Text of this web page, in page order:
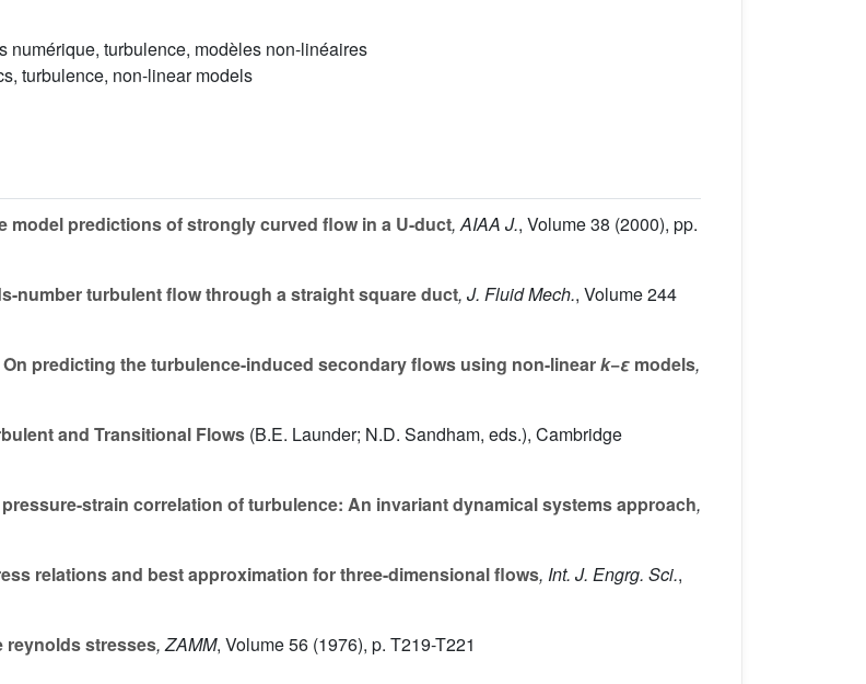
turbulence, modèles non-linéaires
turbulence, non-linear models
model predictions of strongly curved flow in a U-duct, AIAA J., Volume 38 (2000), pp.
number turbulent flow through a straight square duct, J. Fluid Mech., Volume 244
On predicting the turbulence-induced secondary flows using non-lineark−ε models,
and Transitional Flows (B.E. Launder; N.D. Sandham, eds.), Cambridge
strain correlation of turbulence: An invariant dynamical systems approach,
relations and best approximation for three-dimensional flows, Int. J. Engrg. Sci.,
reynolds stresses, ZAMM, Volume 56 (1976), p. T219-T221